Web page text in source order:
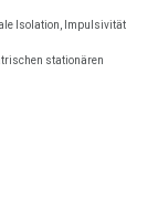
Isolation, Impulsivität
stationären